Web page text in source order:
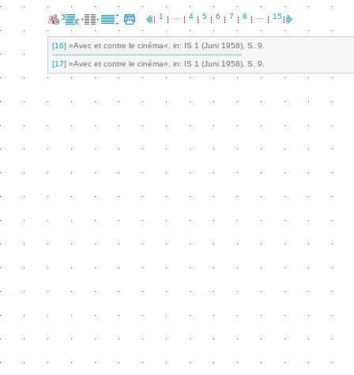
1 4 5 6 7 8 15
[16] »Avec et contre le cinéma«, in: IS 1 (Juni 1958), S. 9.
[17] »Avec et contre le cinéma«, in: IS 1 (Juni 1958), S. 9.